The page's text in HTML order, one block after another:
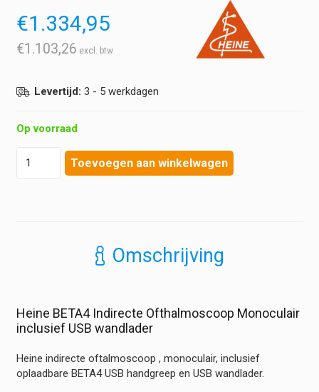
€1.334,95
€1.103,26
Levertijd: 3 - 5 werkdagen
Op voorraad
hoeveelheid
Toevoegen aan winkelwagen
Omschrijving
Heine BETA4 Indirecte Ofthalmoscoop Monoculair
inclusief USB wandlader
Heine indirecte oftalmoscoop , monoculair, inclusief
oplaadbare BETA4 USB handgreep en USB wandlader.